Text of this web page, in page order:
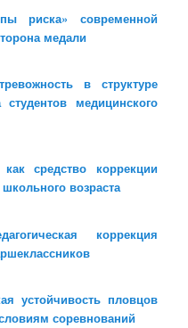
риска» современной
медали
в структуре
студентов медицинского
средство коррекции
возраста
коррекция
устойчивость пловцов
соревнований